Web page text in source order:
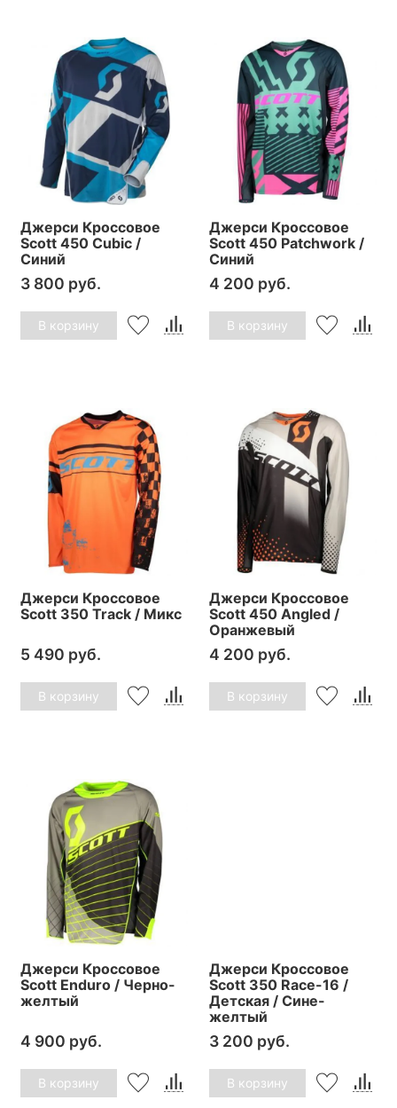
Джерси Кроссовое
Scott 450 Cubic /
Синий
3 800 руб.
В корзину
Джерси Кроссовое
Scott 450 Patchwork /
Синий
4 200 руб.
В корзину
Джерси Кроссовое
Scott 350 Track / Микс
5 490 руб.
В корзину
Джерси Кроссовое
Scott 450 Angled /
Оранжевый
4 200 руб.
В корзину
Джерси Кроссовое
Scott Enduro / Черно-
желтый
4 900 руб.
В корзину
Джерси Кроссовое
Scott 350 Race-16 /
Детская / Сине-
желтый
3 200 руб.
В корзину